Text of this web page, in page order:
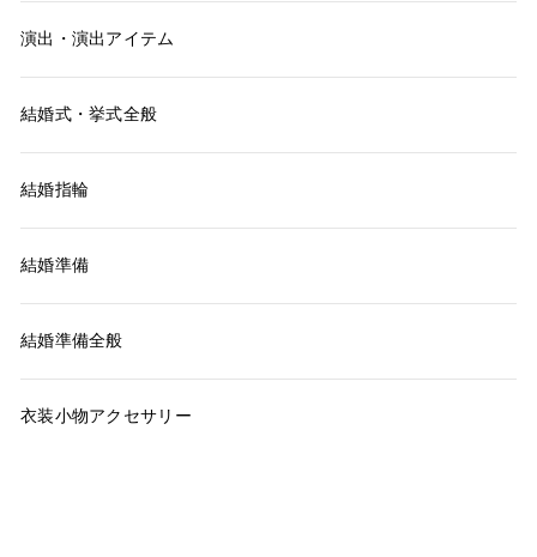
演出・演出アイテム
結婚式・挙式全般
結婚指輪
結婚準備
結婚準備全般
衣装小物アクセサリー